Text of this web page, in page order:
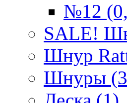
№12
SALE!
Шнур
Шнуры